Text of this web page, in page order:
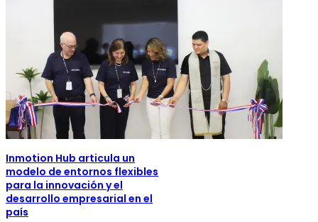
Inmotion Hub articula un
modelo de entornos flexibles
para la innovación y el
desarrollo empresarial en el
país